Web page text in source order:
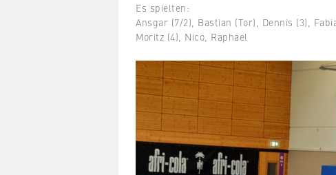
Es spielten:
Ansgar (7/2), Bastian (Tor), Dennis (3),
Moritz (4), Nico, Raphael